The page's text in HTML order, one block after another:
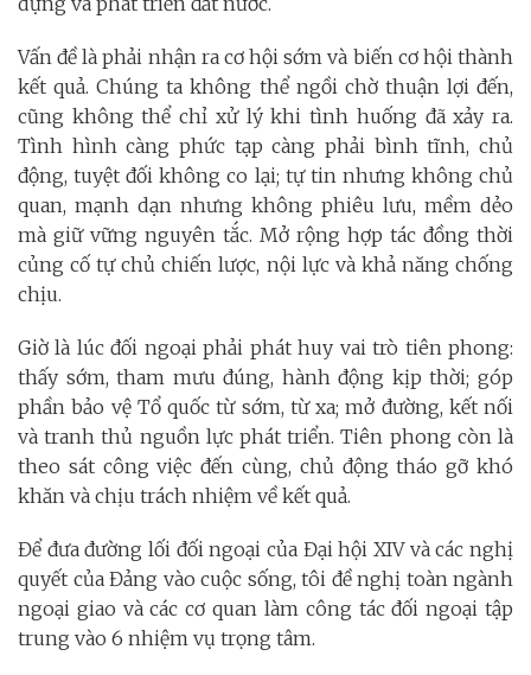
Vấn đề là phải nhận ra cơ hội sớm và biến cơ hội thành
kết quả. Chúng ta không thể ngồi chờ thuận lợi đến,
cũng không thể chỉ xử lý khi tình huống đã xảy ra.
Tình hình càng phức tạp càng phải bình tĩnh, chủ
động, tuyệt đối không co lại; tự tin nhưng không chủ
quan, mạnh dạn nhưng không phiêu lưu, mềm dẻo
mà giữ vững nguyên tắc. Mở rộng hợp tác đồng thời
củng cố tự chủ chiến lược, nội lực và khả năng chống
chịu.
Giờ là lúc đối ngoại phải phát huy vai trò tiên phong:
thấy sớm, tham mưu đúng, hành động kịp thời; góp
phần bảo vệ Tổ quốc từ sớm, từ xa; mở đường, kết nối
và tranh thủ nguồn lực phát triển. Tiên phong còn là
theo sát công việc đến cùng, chủ động tháo gỡ khó
khăn và chịu trách nhiệm về kết quả.
Để đưa đường lối đối ngoại của Đại hội XIV và các nghị
quyết của Đảng vào cuộc sống, tôi đề nghị toàn ngành
ngoại giao và các cơ quan làm công tác đối ngoại tập
trung vào 6 nhiệm vụ trọng tâm.